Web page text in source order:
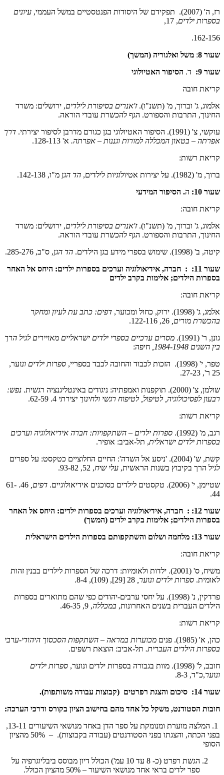
רז, ה' (2007). תפקידם של היסודות הפנטסטיים במשל העממי,
עיונים
בספרות ילדים, 17,
162-156.
שעור 8
: משל ואלגוריה (המשך)
שעור 9:
ד. הסיפור האטיולוגי
קריאת חובה
אלמוג, ג' וברוך, מ' (תשנ"ו).ז'אנרים בסיפורת לילדים, ירושלים: משרד
החינוך, התרבות והספורט. הגף להכשרת עובדי הוראה.
עוקשי, צ' (1991). הסיפור האטיולוגי בגן כגורם מדרבן לסיפור יצירתי.
דרך
אפרתה – בטאון המכללה למורות וגננות – אפרתה. א' 128-113.
קריאת רשות:
ברוך, מ' (1982). על יצירות אטיולוגיות לילדים,
הד הגן מ"ו, 142-138.
שעור 10:
ה. הסיפור המידעי
קריאת חובה:
אלמוג, ג' וברוך, מ' (תשנ"ו).ז'אנרים בסיפורת לילדים, ירושלים: משרד
החינוך, התרבות והספורט. הגף להכשרת עובדי הוראה.
קיטה, ב' (1998). שימוש בספרי מידע בגן הילדים.
הד הגן, ס"ב, 285-276.
שעור 11:
: חברה, אידיאולוגיה וערכים בספרות ילדים: היחס אל האחר
בספרות הילדים; אלימות בקרב ילדים
קריאת חובה:
אלמג, ג' (1998). ירוק, כחול ומכוער,
דפים: כתב עת לעיון ומחקר
בהכשרת מורים,
גונן, ר' (1991).
מסרים ערכיים בספרי ילדים ישראליים מאויירים לגיל הרך
בין השנים 1984-1948,
חיפה:
טפר, י' (1998). הזכות לכבוד והחובה לכבד בספריי,
ספרות ילדים ונוער,
25 ר', 27-23.
שולמן, צ' (2000). תוקפנות ואמפתיה: ניגודים באינטליגנציה רגשית.
נפש:
רבעון לפסיכולוגיה, לטיפול, לטיפוח רגשי ולחינוך יצירתי
קריאת רשות:
רגב, מ' (1992).
ספרות ילדים – השתקפויות: חברה אידיאולוגיה וערכים
בספרות ילדים ישראלית, תל-אביב: אופיר.
קשת, ש' (2004). 'ניסע אל השדה': החיים החלוציים כטקסט: על ספרים
לגיל הרך בקיבוץ בשנות הראשית, עלי שיח, 52, 93-82.
שטיימן, י' (2006). טקסטים לילדים כסוכנים אידיאולוגיים.
דפים,
46. 61-
44.
שעור 12: :
חברה, אידיאולוגיה וערכים בספרות ילדים: היחס אל האחר
בספרות הילדים; אלימות בקרב ילדים (המשך)
שעור 13: מלחמה ושלום והשתקפותם בספרות הילדים הישראלית
קריאת חובה:
משיח, ס' (2001). ילדות ולאומיות: דרכה של הספרות לילדים בבנין זהות
לאומית. ספרות ילדים ונוער,
פרדקין, נ' (1998). על יחסי ערבים-יהודים כפי שהם מתוארים בספרות
הילדים העברית בשנים האחרונות, במכללה, 9, 46-35.
קריאת רשות:
כהן, א' (1985). פנים
מכוערות במראה – השתקפות הסכסוך היהודי-ערבי
בספרות הילדים העברית. תל-אביב: הוצאת רשפים.
חובב, ל' (1998). מוות בגבורה בספרות ילדים ונוער,
ספרות ילדים
ונוער,כ"ד, 8-3.
שעור 14:
סיכום והצגת רפרטים (קבוצות עבודה משותפות).
חובות הסטודנט, משקל כל אחד מהם בחישוב הציון בקורס ודרכי הערכה:
­­­­ 1. המלצה מוערת ומנומקת על ספר הדן באחד מנושאי השיעורים 13-11,
בפני הכתה, והצגתו בפני הסטודנטים (עבודה בקבוצות). – 50% מהציון
הסופי
הגשת רפרט (כ- 8 עד 10 עמ') הכולל דיון מבוסס ביבליוגרפיה על
ספר ילדים בראי אחד מנושאי השיעור – 50% מהציון הכולל.